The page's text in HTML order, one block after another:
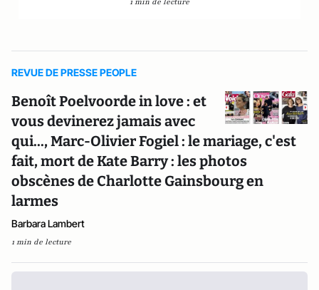
REVUE DE PRESSE PEOPLE
Benoît Poelvoorde in love : et
vous devinerez jamais avec
qui..., Marc-Olivier Fogiel : le mariage, c'est
fait, mort de Kate Barry : les photos
obscènes de Charlotte Gainsbourg en
larmes
Barbara Lambert
1 min de lecture